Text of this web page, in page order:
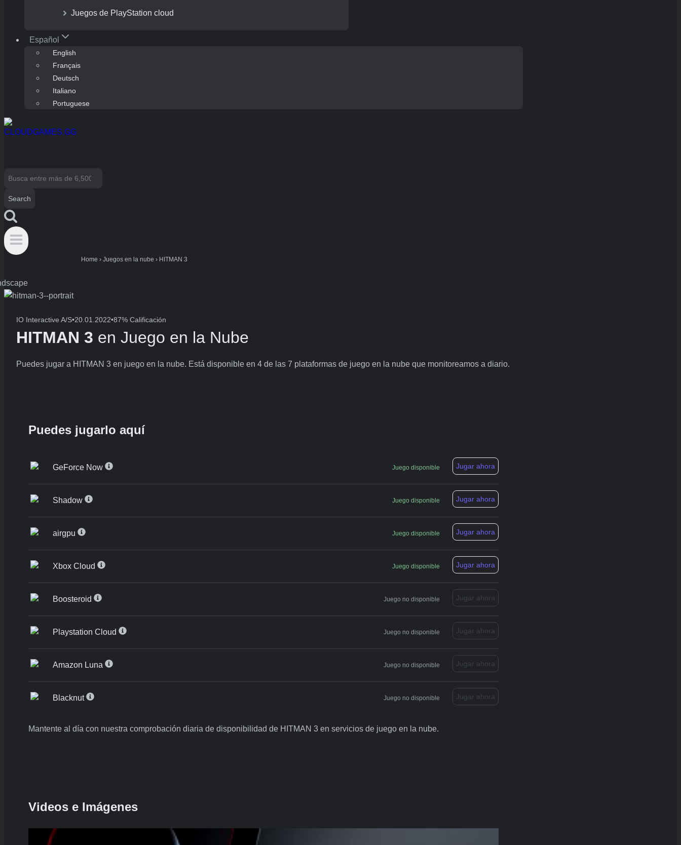
Juegos de PlayStation cloud
Español
English
Français
Deutsch
Italiano
Portuguese
Search
Home › Juegos en la nube › HITMAN 3
IO Interactive A/S•20.01.2022•87% Calificación
HITMAN 3 en Juego en la Nube
Puedes jugar a HITMAN 3 en juego en la nube. Está disponible en 4 de las 7 plataformas de juego en la nube que monitoreamos a diario.
Puedes jugarlo aquí
GeForce Now Juego disponible Jugar ahora
Shadow Juego disponible Jugar ahora
airgpu Juego disponible Jugar ahora
Xbox Cloud Juego disponible Jugar ahora
Boosteroid Juego no disponible Jugar ahora
Playstation Cloud Juego no disponible Jugar ahora
Amazon Luna Juego no disponible Jugar ahora
Blacknut Juego no disponible Jugar ahora
Mantente al día con nuestra comprobación diaria de disponibilidad de HITMAN 3 en servicios de juego en la nube.
Videos e Imágenes